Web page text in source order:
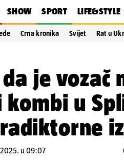
SHOW SPORT LIFE&STYLE
Crna kronika Svijet Rat u
je vozač
kombi u
u 09:07